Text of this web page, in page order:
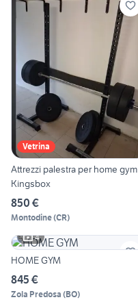
Vetrina
Attrezzi palestra per home gym
Kingsbox
850 €
Montodine(CR)
4
HOME GYM
845 €
Zola Predosa (BO)